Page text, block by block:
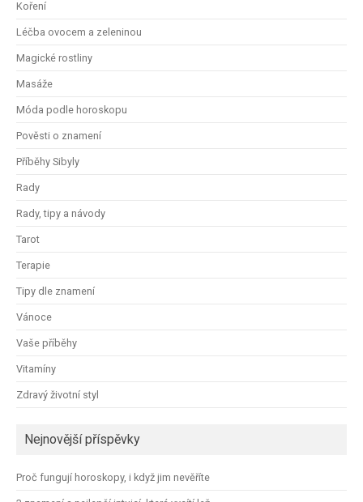
Koření
Léčba ovocem a zeleninou
Magické rostliny
Masáže
Móda podle horoskopu
Pověsti o znamení
Příběhy Sibyly
Rady
Rady, tipy a návody
Tarot
Terapie
Tipy dle znamení
Vánoce
Vaše příběhy
Vitamíny
Zdravý životní styl
Nejnovější příspěvky
Proč fungují horoskopy, i když jim nevěříte